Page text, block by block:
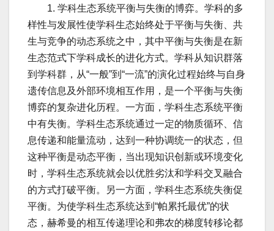
1. 学科生态系统平衡与失衡的博弈。学科的多
样性与发展性使学科生态始终处于平衡与失衡、共
生与竞争的动态系统之中，其中平衡与失衡是在新
生态范式下学科成长的进化方式。学科从知识群落
到学科群，从“一般”到“一流”的演化过程始终与自身
遗传信息及外部环境相互作用，是一个平衡与失衡
博弈的复杂进化历程。一方面，学科生态系统平衡
中有失衡。学科生态系统通过一定的物质循环、信
息传递和能量流动，达到一种协调统一的状态，但
这种平衡是动态平衡，当出现知识创新或环境变化
时，学科生态系统就会以优胜劣汰和学科交叉融合
的方式打破平衡。另一方面，学科生态系统失衡促
平衡。为使学科生态系统达到“帕累托最优”的状
态，赫希曼的相互传递理论和弗农的梯度转移论都